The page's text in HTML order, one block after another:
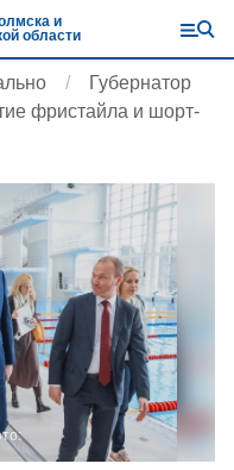
и
области
Губернатор
фристайла и шорт-